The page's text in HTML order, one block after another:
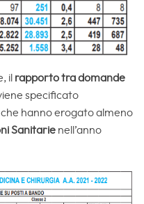
il rapporto tra domande
specificato
hanno erogato almeno
Sanitarie nell’anno